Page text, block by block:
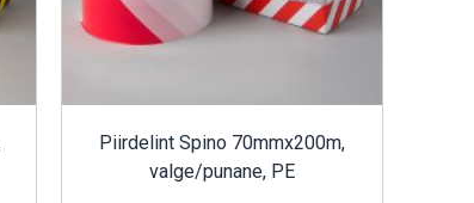
Piirdelint Spino 70mmx200m,
valge/punane, PE